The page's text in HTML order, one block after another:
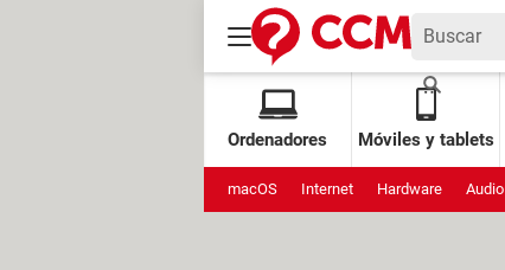
Ordenadores Móviles y tablets
macOS Internet Hardware Audio